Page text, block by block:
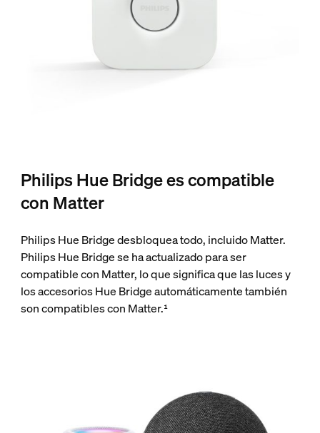
Philips Hue Bridge es compatible
con Matter
Philips Hue Bridge desbloquea todo, incluido Matter.
Philips Hue Bridge se ha actualizado para ser
compatible con Matter, lo que significa que las luces y
los accesorios Hue Bridge automáticamente también
son compatibles con Matter.¹